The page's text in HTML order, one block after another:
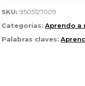
SKU:9505127009
Categorias: Aprendo a
Palabras claves: